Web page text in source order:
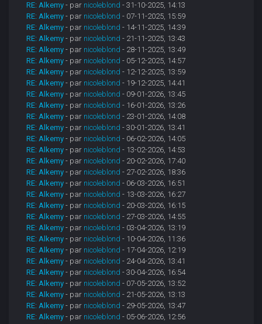
RE: Alkemy - par nicoleblond - 31-10-2025, 14:13
RE: Alkemy - par nicoleblond - 07-11-2025, 15:59
RE: Alkemy - par nicoleblond - 14-11-2025, 14:39
RE: Alkemy - par nicoleblond - 21-11-2025, 13:43
RE: Alkemy - par nicoleblond - 28-11-2025, 13:49
RE: Alkemy - par nicoleblond - 05-12-2025, 14:57
RE: Alkemy - par nicoleblond - 12-12-2025, 13:59
RE: Alkemy - par nicoleblond - 19-12-2025, 14:41
RE: Alkemy - par nicoleblond - 09-01-2026, 13:45
RE: Alkemy - par nicoleblond - 16-01-2026, 13:26
RE: Alkemy - par nicoleblond - 23-01-2026, 14:08
RE: Alkemy - par nicoleblond - 30-01-2026, 13:41
RE: Alkemy - par nicoleblond - 06-02-2026, 14:05
RE: Alkemy - par nicoleblond - 13-02-2026, 14:53
RE: Alkemy - par nicoleblond - 20-02-2026, 17:40
RE: Alkemy - par nicoleblond - 27-02-2026, 18:36
RE: Alkemy - par nicoleblond - 06-03-2026, 16:51
RE: Alkemy - par nicoleblond - 13-03-2026, 16:27
RE: Alkemy - par nicoleblond - 20-03-2026, 16:15
RE: Alkemy - par nicoleblond - 27-03-2026, 14:55
RE: Alkemy - par nicoleblond - 03-04-2026, 13:19
RE: Alkemy - par nicoleblond - 10-04-2026, 11:36
RE: Alkemy - par nicoleblond - 17-04-2026, 12:19
RE: Alkemy - par nicoleblond - 24-04-2026, 13:41
RE: Alkemy - par nicoleblond - 30-04-2026, 16:54
RE: Alkemy - par nicoleblond - 07-05-2026, 13:52
RE: Alkemy - par nicoleblond - 21-05-2026, 13:13
RE: Alkemy - par nicoleblond - 29-05-2026, 13:47
RE: Alkemy - par nicoleblond - 05-06-2026, 12:56